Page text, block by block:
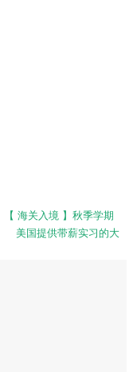
【 海关入境 】秋季学期
美国提供带薪实习的大